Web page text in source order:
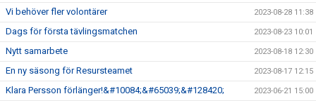
Vi behöver fler volontärer 2023-08-28 11:38
Dags för första tävlingsmatchen 2023-08-23 10:01
Nytt samarbete 2023-08-18 12:30
En ny säsong för Resursteamet 2023-08-17 12:15
Klara Persson förlänger!&#10084;&#65039;&#128420; 2023-06-21 15:00